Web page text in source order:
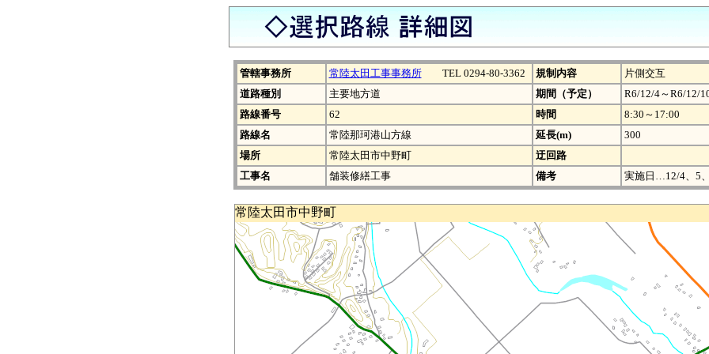
管轄事務所 常陸太田工事事務所TEL 0294-80-3362 規制内容
片側交互
道路種別
主要地方道 期間（予定）
R6/12/4～R6/12/
路線番号
62 時間
8:30～17:00
路線名
常陸那珂港山方線 延長(m)
300
場所
常陸太田市中野町
迂回路
工事名
舗装修繕工事 備考 実施日…12/4、5
常陸太田市中野町